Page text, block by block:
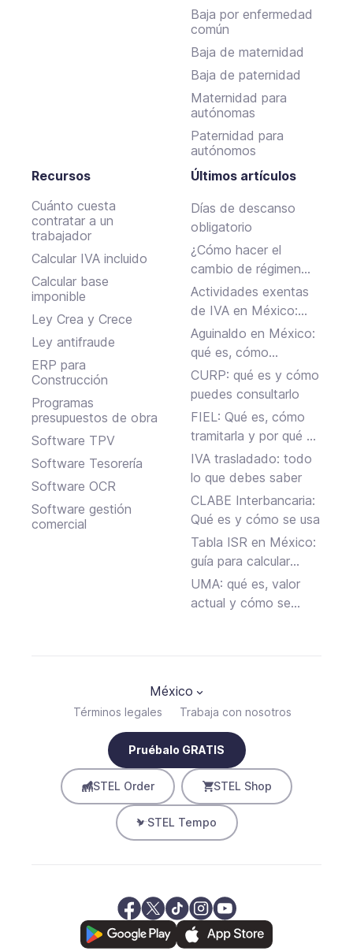
Baja por enfermedad
común
Baja de maternidad
Baja de paternidad
Maternidad para
autónomas
Paternidad para
autónomos
Recursos
Cuánto cuesta
contratar a un
trabajador
Calcular IVA incluido
Calcular base
imponible
Ley Crea y Crece
Ley antifraude
ERP para
Construcción
Programas
presupuestos de obra
Software TPV
Software Tesorería
Software OCR
Software gestión
comercial
Últimos artículos
Días de descanso
obligatorio
¿Cómo hacer el
cambio de régimen
fiscal ante el SAT en
México?
Actividades exentas
de IVA en México:
ejemplos y reglas
clave
Aguinaldo en México:
qué es, cómo
calcularlo y cuándo se
paga
CURP: qué es y cómo
puedes consultarlo
FIEL: Qué es, cómo
tramitarla y por qué es
clave para tu negocio
en México
IVA trasladado: todo
lo que debes saber
CLABE Interbancaria:
Qué es y cómo se usa
Tabla ISR en México:
guía para calcular
fácilmente tus
impuestos
UMA: qué es, valor
actual y cómo se
Pruébalo GRATIS
STEL Order STEL Shop
STEL Tempo
Términos legales Trabaja con nosotros
México